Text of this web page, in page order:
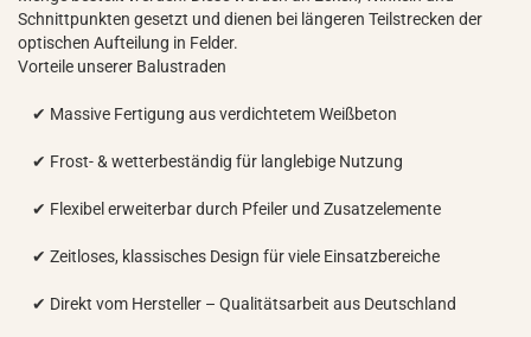
Schnittpunkten gesetzt und dienen bei längeren Teilstrecken der
optischen Aufteilung in Felder.
Vorteile unserer Balustraden
✔ Massive Fertigung aus verdichtetem Weißbeton
✔ Frost- & wetterbeständig für langlebige Nutzung
✔ Flexibel erweiterbar durch Pfeiler und Zusatzelemente
✔ Zeitloses, klassisches Design für viele Einsatzbereiche
✔ Direkt vom Hersteller – Qualitätsarbeit aus Deutschland